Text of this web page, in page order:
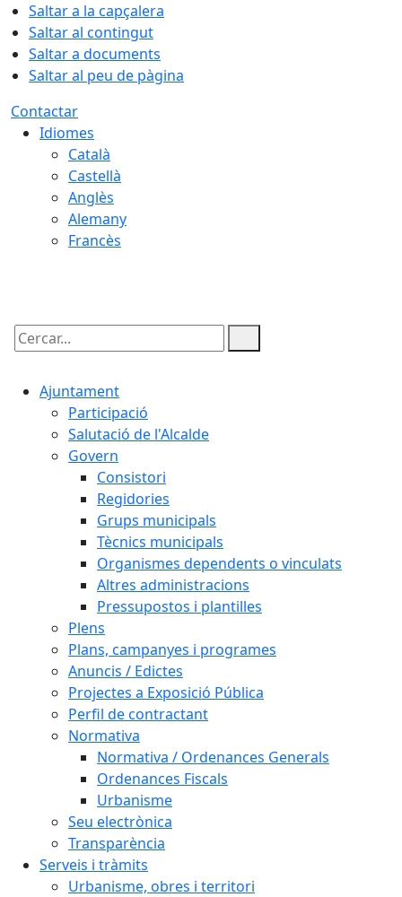
Saltar a la capçalera
Saltar al contingut
Saltar a documents
Saltar al peu de pàgina
Contactar
Idiomes
Català
Castellà
Anglès
Alemany
Francès
Cercar:
Ajuntament
Participació
Salutació de l'Alcalde
Govern
Consistori
Regidories
Grups municipals
Tècnics municipals
Organismes dependents o vinculats
Altres administracions
Pressupostos i plantilles
Plens
Plans, campanyes i programes
Anuncis / Edictes
Projectes a Exposició Pública
Perfil de contractant
Normativa
Normativa / Ordenances Generals
Ordenances Fiscals
Urbanisme
Seu electrònica
Transparència
Serveis i tràmits
Urbanisme, obres i territori